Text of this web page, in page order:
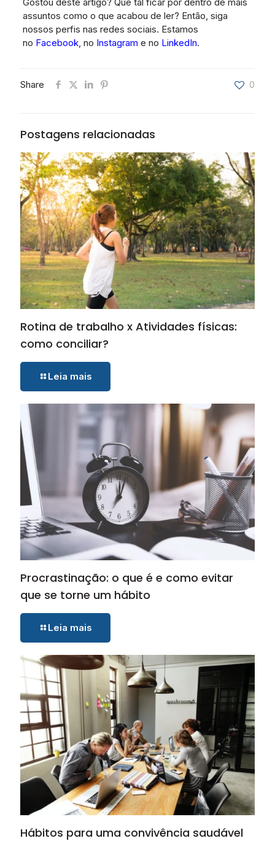
assuntos como o que acabou de ler? Então, siga
nossos perfis nas redes sociais. Estamos
no Facebook, no Instagram e no LinkedIn.
Share 0
Postagens relacionadas
Rotina de trabalho x Atividades físicas:
como conciliar?
Leia mais
Procrastinação: o que é e como evitar
que se torne um hábito
Leia mais
Hábitos para uma convivência saudável